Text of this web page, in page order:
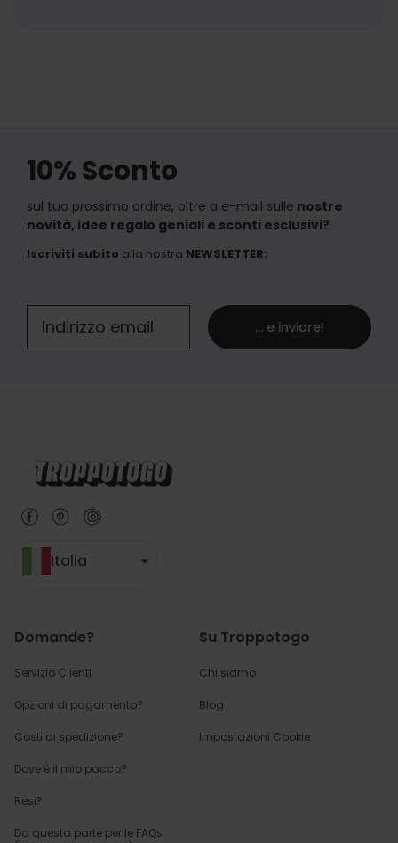
10% Sconto
sul tuo prossimo ordine, oltre a e-mail sulle nostre
novità, idee regalo geniali e sconti esclusivi?
Iscriviti subito alla nostra NEWSLETTER:
... e inviare!
Italia
Domande?
Servizio Clienti
Opzioni di pagamento?
Costi di spedizione?
Dove è il mio pacco?
Resi?
Da questa parte per le FAQs
Su Troppotogo
Chi siamo
Blog
Impostazioni Cookie